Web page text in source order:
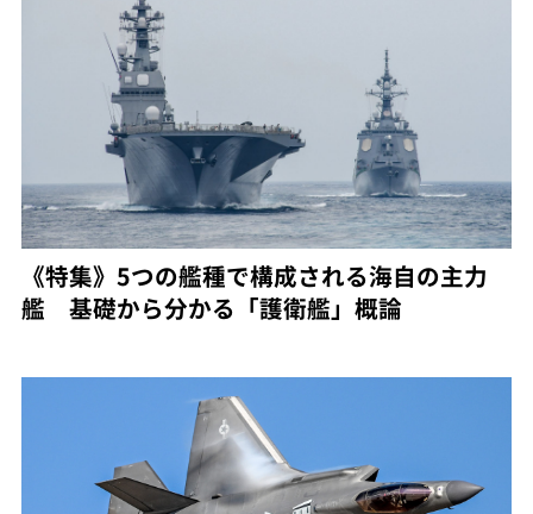
《特集》5つの艦種で構成される海自の主力
艦 基礎から分かる「護衛艦」概論